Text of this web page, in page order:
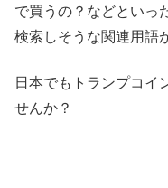
で買うの？などといっ
検索しそうな関連用語
日本でもトランプコイ
せんか？